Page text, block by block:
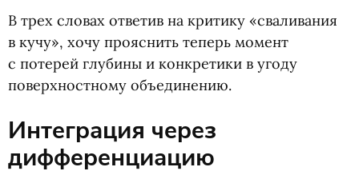
В трех словах ответив на критику «сваливания
в кучу», хочу прояснить теперь момент
с потерей глубины и конкретики в угоду
поверхностному объединению.
Интеграция через
дифференциацию